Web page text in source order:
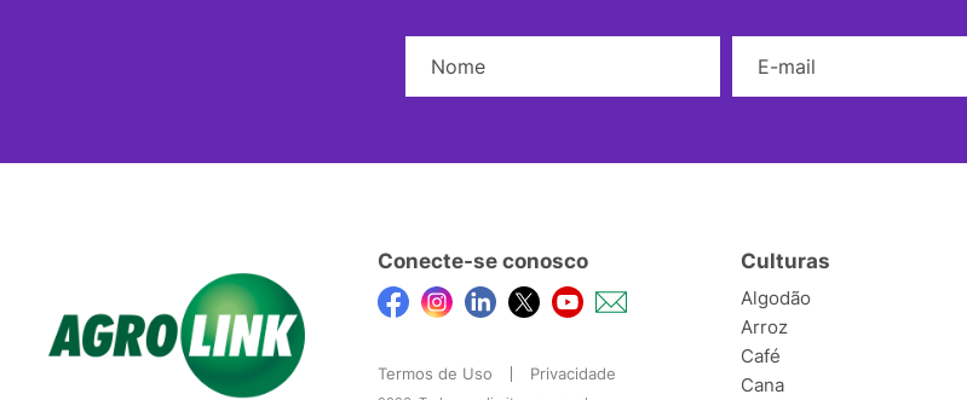
Conecte-se conosco
Termos de Uso Privacidade
Culturas
Algodão
Arroz
Café
Cana